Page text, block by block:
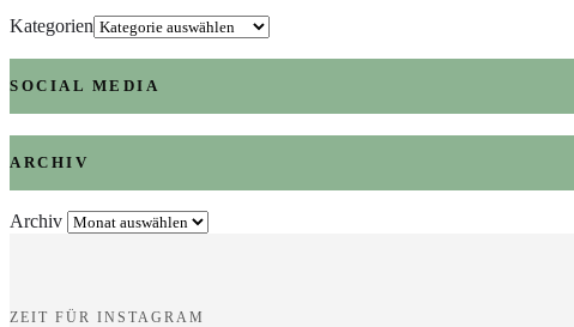
Kategorien
SOCIAL MEDIA
ARCHIV
Archiv
ZEIT FÜR INSTAGRAM